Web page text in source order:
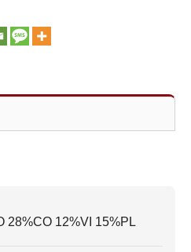
28%CO 12%VI 15%PL